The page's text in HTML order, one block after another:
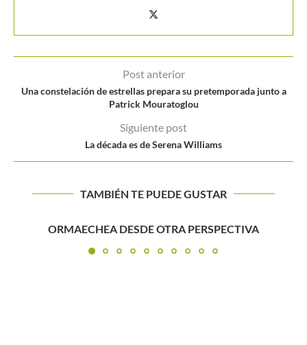
Post anterior
Una constelación de estrellas prepara su pretemporada junto a
Patrick Mouratoglou
Siguiente post
La década es de Serena Williams
TAMBIÉN TE PUEDE GUSTAR
Serena Williams avanza a velocidad